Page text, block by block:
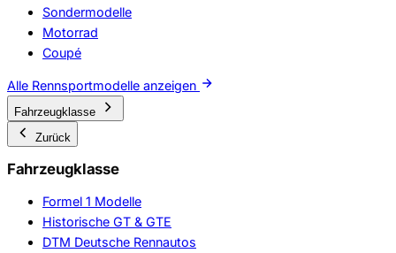
Sondermodelle
Motorrad
Coupé
Alle Rennsportmodelle anzeigen
Fahrzeugklasse
Zurück
Fahrzeugklasse
Formel 1 Modelle
Historische GT & GTE
DTM Deutsche Rennautos